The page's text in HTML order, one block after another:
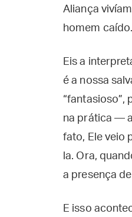
Aliança
homem caído.
Eis a
é a nossa
“fantasioso”,
na prática —
fato, Ele veio
la. Ora,
a presença
E isso